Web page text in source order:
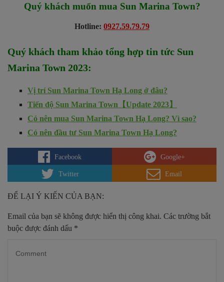
Quý khách muốn mua Sun Marina Town?
Hotline: 0927.59.79.79
Quý khách tham khảo tổng hợp tin tức Sun
Marina Town 2023:
Vị trí Sun Marina Town Hạ Long ở đâu?
Tiến độ Sun Marina Town【Update 2023】
Có nên mua Sun Marina Town Hạ Long? Vì sao?
Có nên đầu tư Sun Marina Town Hạ Long?
Facebook Google+
Twitter Email
ĐỂ LẠI Ý KIẾN CỦA BẠN:
Email của bạn sẽ không được hiển thị công khai. Các trường bắt
buộc được đánh dấu *